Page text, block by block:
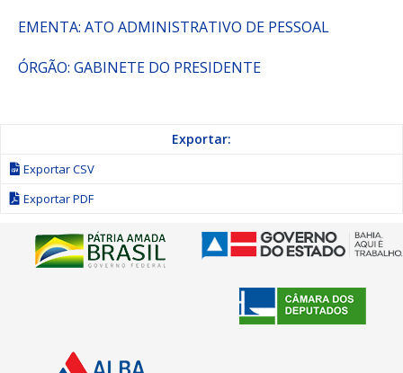
EMENTA: ATO ADMINISTRATIVO DE PESSOAL
ÓRGÃO: GABINETE DO PRESIDENTE
Exportar:
Exportar CSV
Exportar PDF